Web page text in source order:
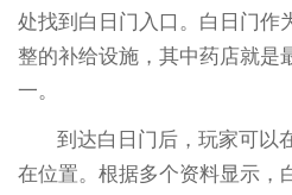
处找到白日门入口。白日门作
整的补给设施，其中药店就是
一。
到达白日门后，玩家可以
在位置。根据多个资料显示，